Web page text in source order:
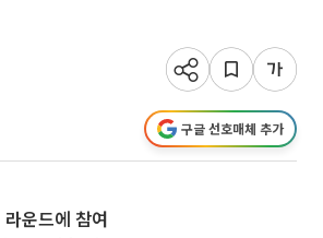
구글 선호매체 추가
운드에 참여